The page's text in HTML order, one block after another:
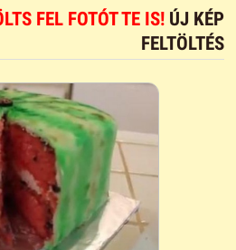
FEL FOTÓT TE IS! ÚJ KÉP
FELTÖLTÉS